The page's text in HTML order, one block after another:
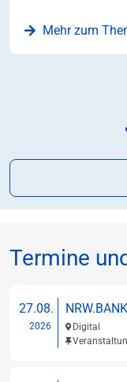
Mehr zum
Termine
27.08.
2026
Digital